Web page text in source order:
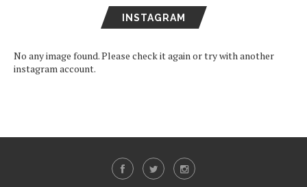
INSTAGRAM
No any image found. Please check it again or try with another
instagram account.